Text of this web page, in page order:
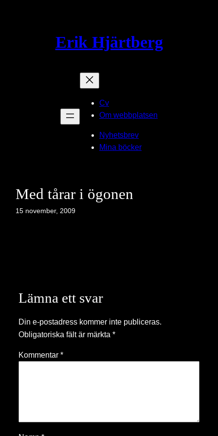
Erik Hjärtberg
Cv
Om webbplatsen
Nyhetsbrev
Mina böcker
Med tårar i ögonen
15 november, 2009
Lämna ett svar
Din e-postadress kommer inte publiceras.
Obligatoriska fält är märkta *
Kommentar *